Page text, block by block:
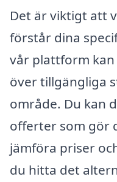
Det är viktigt att
förstår dina
vår plattform
över tillgängliga
område. Du kan
offerter som gör
jämföra priser
du hitta det